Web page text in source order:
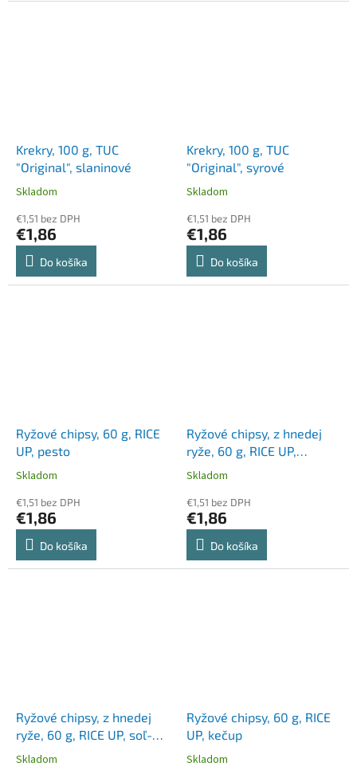
Krekry, 100 g, TUC
"Original", slaninové
Skladom
€1,51 bez DPH
€1,86
Do košíka
Krekry, 100 g, TUC
"Original", syrové
Skladom
€1,51 bez DPH
€1,86
Do košíka
Ryžové chipsy, 60 g, RICE
UP, pesto
Skladom
€1,51 bez DPH
€1,86
Do košíka
Ryžové chipsy, z hnedej
ryže, 60 g, RICE UP,
hummus
Skladom
€1,51 bez DPH
€1,86
Do košíka
Ryžové chipsy, z hnedej
ryže, 60 g, RICE UP, soľ-
čierne korenie
Skladom
Ryžové chipsy, 60 g, RICE
UP, kečup
Skladom